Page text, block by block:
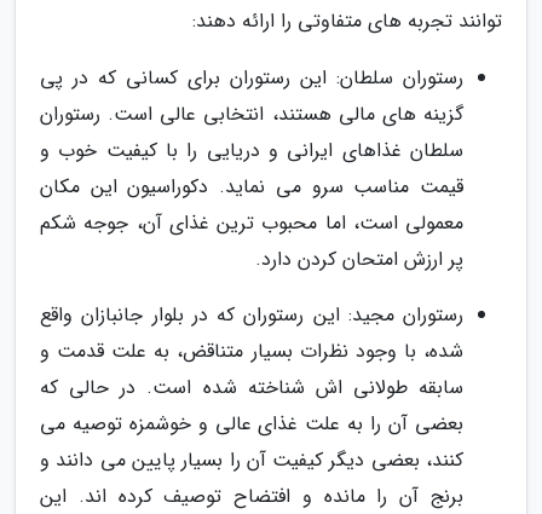
توانند تجربه های متفاوتی را ارائه دهند:
رستوران سلطان: این رستوران برای کسانی که در پی
گزینه های مالی هستند، انتخابی عالی است. رستوران
سلطان غذاهای ایرانی و دریایی را با کیفیت خوب و
قیمت مناسب سرو می نماید. دکوراسیون این مکان
معمولی است، اما محبوب ترین غذای آن، جوجه شکم
پر ارزش امتحان کردن دارد.
رستوران مجید: این رستوران که در بلوار جانبازان واقع
شده، با وجود نظرات بسیار متناقض، به علت قدمت و
سابقه طولانی اش شناخته شده است. در حالی که
بعضی آن را به علت غذای عالی و خوشمزه توصیه می
کنند، بعضی دیگر کیفیت آن را بسیار پایین می دانند و
برنج آن را مانده و افتضاح توصیف کرده اند. این